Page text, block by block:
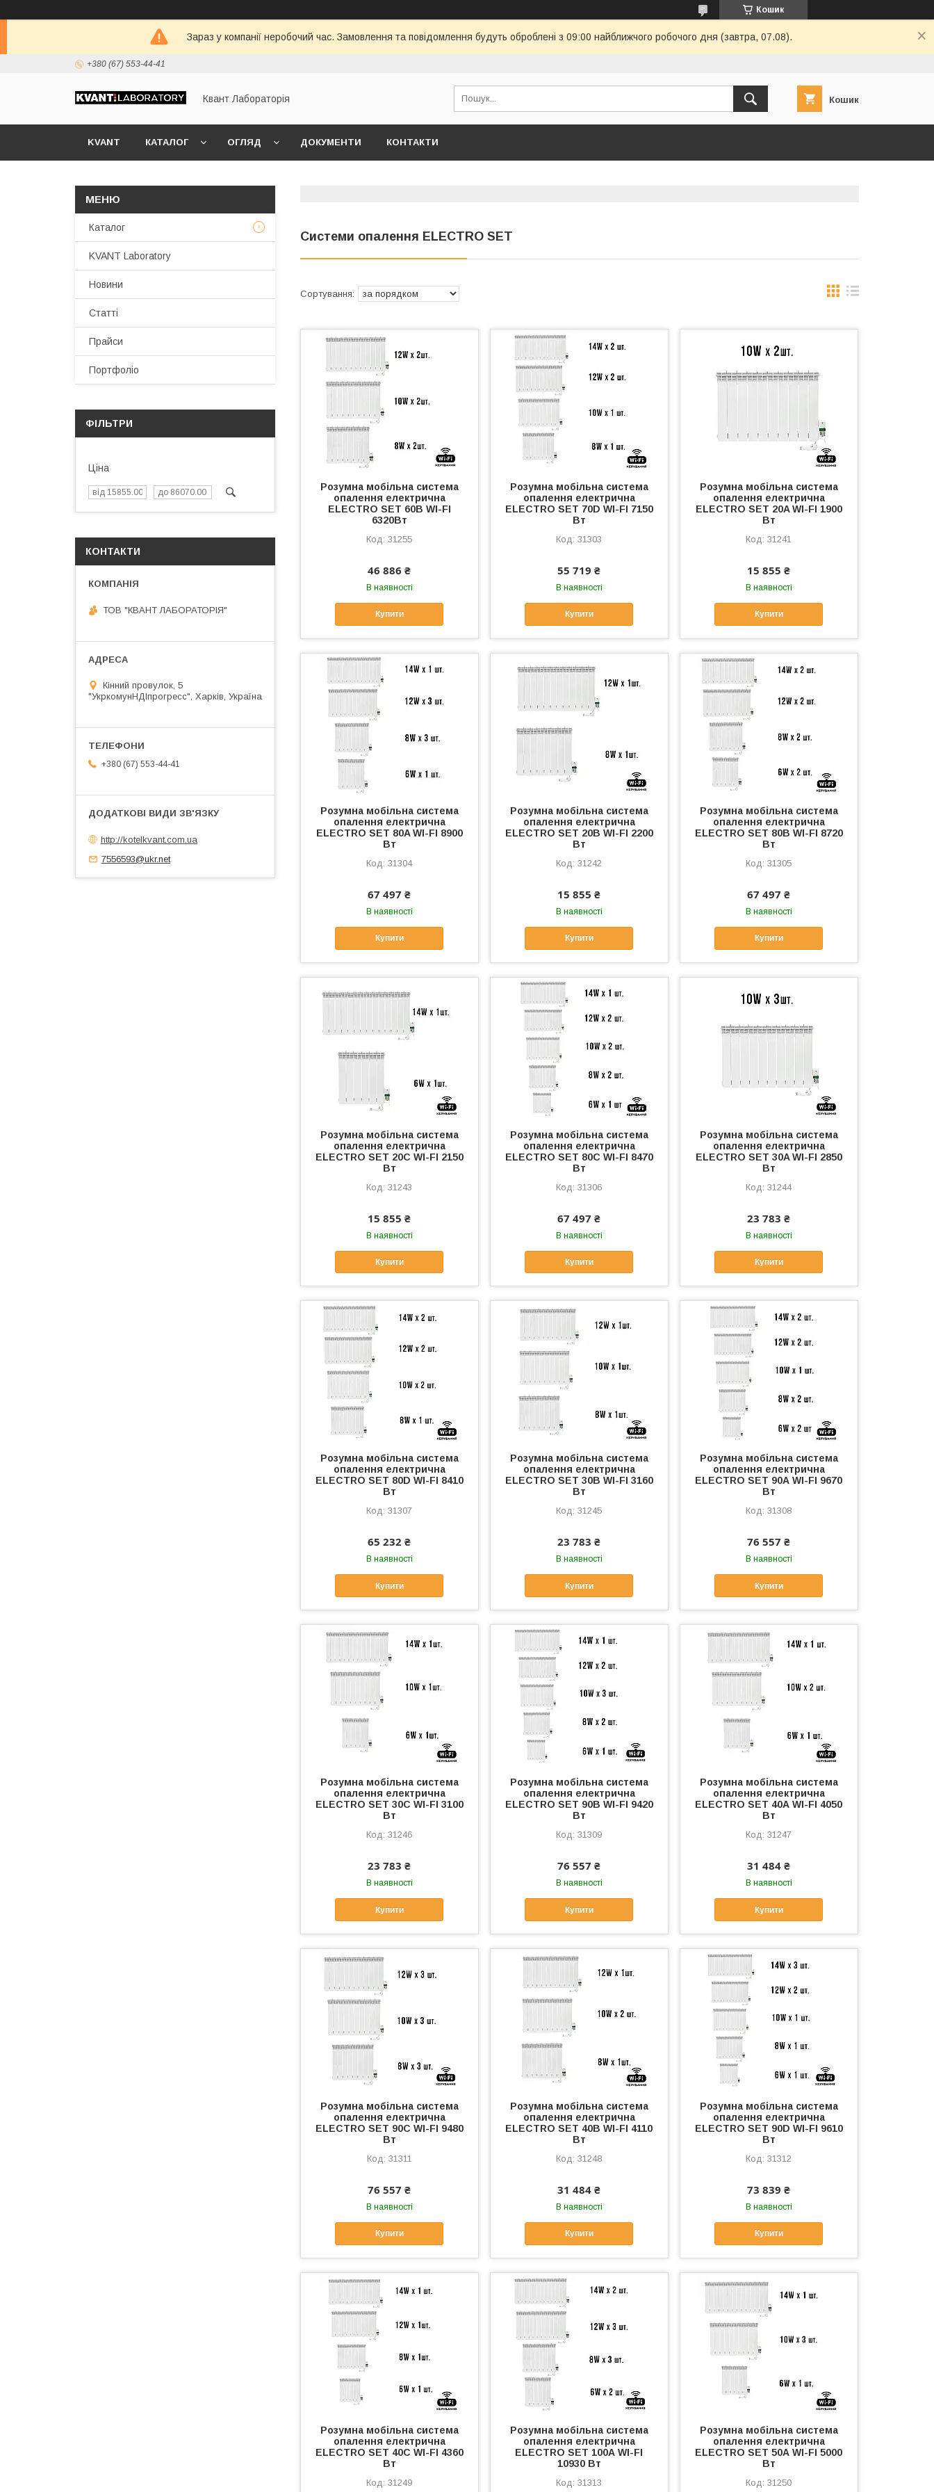
Кошик
Зараз у компанії неробочий час. Замовлення та повідомлення будуть оброблені з 09:00 найближчого робочого дня (завтра, 07.08).
+380 (67) 553-44-41
Квант Лабораторія Кошик
KVANT КАТАЛОГ ОГЛЯД ДОКУМЕНТИ КОНТАКТИ
Системи опалення ELECTRO SET
Розумна мобільна система
опалення електрична
ELECTRO SET 60B WI-FI
6320Вт
31255
46 886 ₴
В наявності
Купити
Розумна мобільна система
опалення електрична
ELECTRO SET 70D WI-FI 7150
Вт
31303
55 719 ₴
В наявності
Купити
Розумна мобільна система
опалення електрична
ELECTRO SET 20A WI-FI 1900
Вт
31241
15 855 ₴
В наявності
Купити
Розумна мобільна система
опалення електрична
ELECTRO SET 80A WI-FI 8900
Вт
31304
67 497 ₴
В наявності
Купити
Розумна мобільна система
опалення електрична
ELECTRO SET 20B WI-FI 2200
Вт
31242
15 855 ₴
В наявності
Купити
Розумна мобільна система
опалення електрична
ELECTRO SET 80B WI-FI 8720
Вт
31305
67 497 ₴
В наявності
Купити
Розумна мобільна система
опалення електрична
ELECTRO SET 20С WI-FI 2150
Вт
31243
15 855 ₴
В наявності
Купити
Розумна мобільна система
опалення електрична
ELECTRO SET 80C WI-FI 8470
Вт
31306
67 497 ₴
В наявності
Купити
Розумна мобільна система
опалення електрична
ELECTRO SET 30A WI-FI 2850
Вт
31244
23 783 ₴
В наявності
Купити
Розумна мобільна система
опалення електрична
ELECTRO SET 80D WI-FI 8410
Вт
31307
65 232 ₴
В наявності
Купити
Розумна мобільна система
опалення електрична
ELECTRO SET 30B WI-FI 3160
Вт
31245
23 783 ₴
В наявності
Купити
Розумна мобільна система
опалення електрична
ELECTRO SET 90А WI-FI 9670
Вт
31308
76 557 ₴
В наявності
Купити
Розумна мобільна система
опалення електрична
ELECTRO SET 30С WI-FI 3100
Вт
31246
23 783 ₴
В наявності
Купити
Розумна мобільна система
опалення електрична
ELECTRO SET 90B WI-FI 9420
Вт
31309
76 557 ₴
В наявності
Купити
Розумна мобільна система
опалення електрична
ELECTRO SET 40А WI-FI 4050
Вт
31247
31 484 ₴
В наявності
Купити
Розумна мобільна система
опалення електрична
ELECTRO SET 90C WI-FI 9480
Вт
31311
76 557 ₴
В наявності
Купити
Розумна мобільна система
опалення електрична
ELECTRO SET 40В WI-FI 4110
Вт
31248
31 484 ₴
В наявності
Купити
Розумна мобільна система
опалення електрична
ELECTRO SET 90D WI-FI 9610
Вт
31312
73 839 ₴
В наявності
Купити
Розумна мобільна система
опалення електрична
ELECTRO SET 40С WI-FI 4360
Вт
31249
Розумна мобільна система
опалення електрична
ELECTRO SET 100А WI-FI
10930 Вт
31313
Розумна мобільна система
опалення електрична
ELECTRO SET 50А WI-FI 5000
Вт
31250
Каталог
KVANT Laboratory
Новини
Статті
Прайси
Портфоліо
ФІЛЬТРИ
Ціна
КОНТАКТИ
ТОВ "КВАНТ ЛАБОРАТОРІЯ"
Кінний провулок, 5
"УкркомунНДІпрогресс", Харків, Україна
+380 (67) 553-44-41
http://kotelkvant.com.ua
7556593@ukr.net